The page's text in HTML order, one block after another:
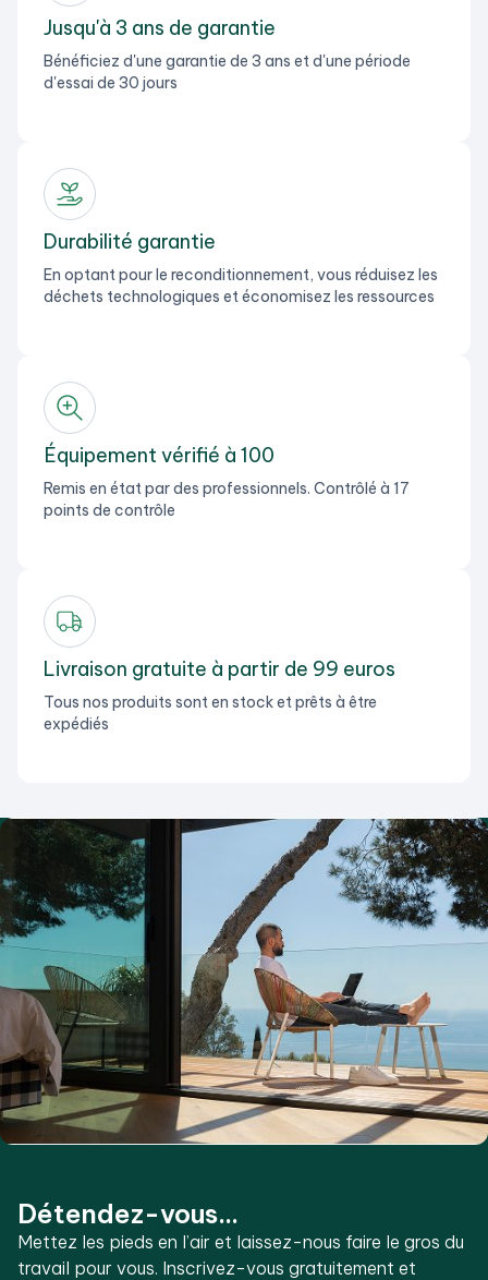
Jusqu'à 3 ans de garantie
Bénéficiez d'une garantie de 3 ans et d'une période
d'essai de 30 jours
Durabilité garantie
En optant pour le reconditionnement, vous réduisez les
déchets technologiques et économisez les ressources
Équipement vérifié à 100
Remis en état par des professionnels. Contrôlé à 17
points de contrôle
Livraison gratuite à partir de 99 euros
Tous nos produits sont en stock et prêts à être
expédiés
Détendez-vous...
Mettez les pieds en l’air et laissez-nous faire le gros du
travail pour vous. Inscrivez-vous gratuitement et